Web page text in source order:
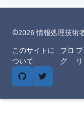
©︎2026情報処理技術
このサイトに
ついて
ブロ
グ